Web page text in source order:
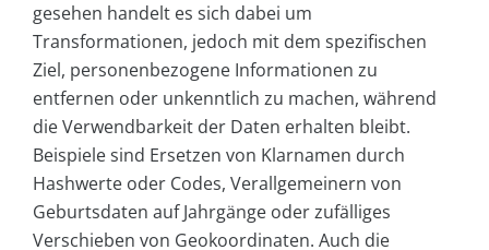
gesehen handelt es sich dabei um
Transformationen, jedoch mit dem spezifischen
Ziel, personenbezogene Informationen zu
entfernen oder unkenntlich zu machen, während
die Verwendbarkeit der Daten erhalten bleibt.
Beispiele sind Ersetzen von Klarnamen durch
Hashwerte oder Codes, Verallgemeinern von
Geburtsdaten auf Jahrgänge oder zufälliges
Verschieben von Geokoordinaten. Auch die